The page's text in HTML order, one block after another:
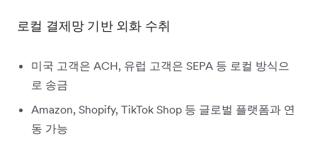
로컬 결제망 기반 외화 수취
미국 고객은 ACH, 유럽 고객은 SEPA 등 로컬 방식으
로 송금
Amazon, Shopify, TikTok Shop 등 글로벌 플랫폼과 연
동 가능